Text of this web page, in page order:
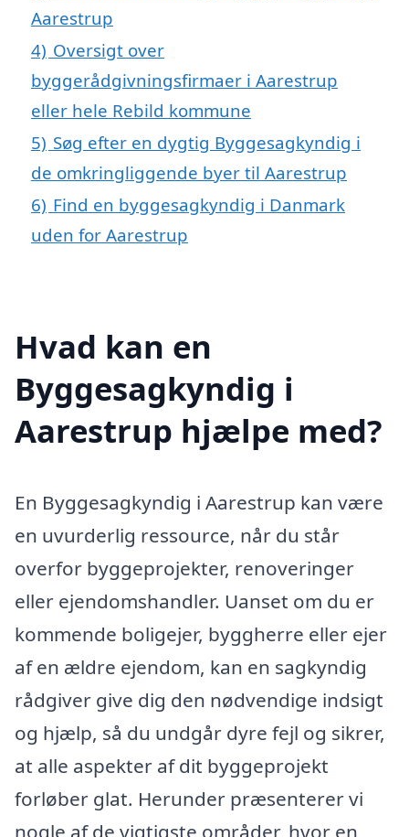
Aarestrup
4) Oversigt over
byggerådgivningsfirmaer i Aarestrup
eller hele Rebild kommune
5) Søg efter en dygtig Byggesagkyndig i
de omkringliggende byer til Aarestrup
6) Find en byggesagkyndig i Danmark
uden for Aarestrup
Hvad kan en
Byggesagkyndig i
Aarestrup hjælpe med?
En Byggesagkyndig i Aarestrup kan være
en uvurderlig ressource, når du står
overfor byggeprojekter, renoveringer
eller ejendomshandler. Uanset om du er
kommende boligejer, byggherre eller ejer
af en ældre ejendom, kan en sagkyndig
rådgiver give dig den nødvendige indsigt
og hjælp, så du undgår dyre fejl og sikrer,
at alle aspekter af dit byggeprojekt
forløber glat. Herunder præsenterer vi
nogle af de vigtigste områder, hvor en